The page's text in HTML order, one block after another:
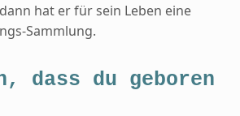
hat er für sein Leben eine
Sammlung.
dass du geboren